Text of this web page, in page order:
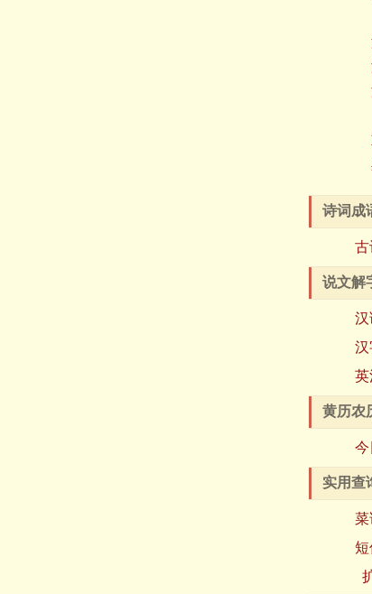
诗词成
古
说文解
汉
汉
英
黄历农
今
实用查
菜
短